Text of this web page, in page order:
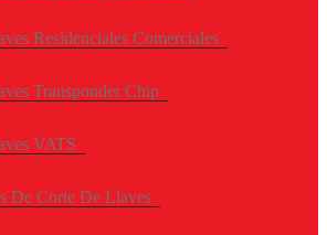
Residenciales Comerciales
Transponder Chip
VATS
De Corte De Llaves